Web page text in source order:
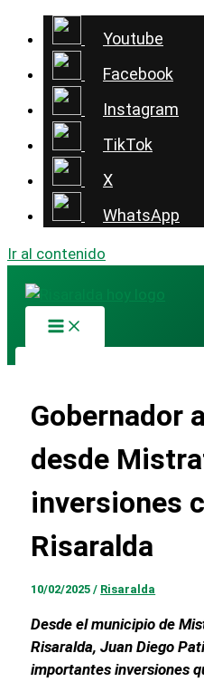
Youtube
Facebook
Instagram
TikTok
X
WhatsApp
Ir al contenido
Gobernador
desde
inversiones
Risaralda
10/02/2025/ Risaralda
Desde el municipio de
Risaralda, Juan Diego
importantes inversiones